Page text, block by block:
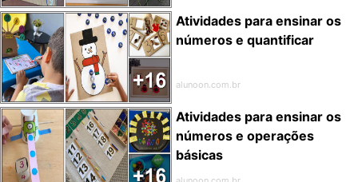
Atividades para ensinar os
números e quantificar
alunoon.com.br
Atividades para ensinar os
números e operações
básicas